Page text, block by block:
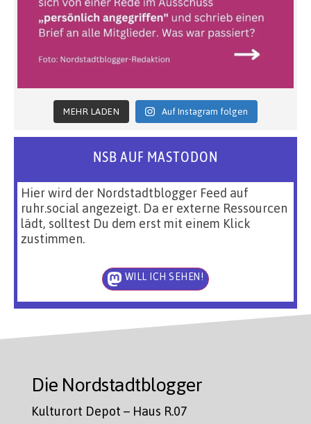
MEHR LADEN Auf Instagram folgen
NSB AUF MASTODON
Hier wird der Nordstadtblogger Feed auf
ruhr.social angezeigt. Da er externe Ressourcen
lädt, solltest Du dem erst mit einem Klick
zustimmen.
WILL ICH SEHEN!
Die Nordstadtblogger
Kulturort Depot – Haus R.07